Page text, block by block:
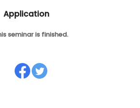
Application
seminar is finished.